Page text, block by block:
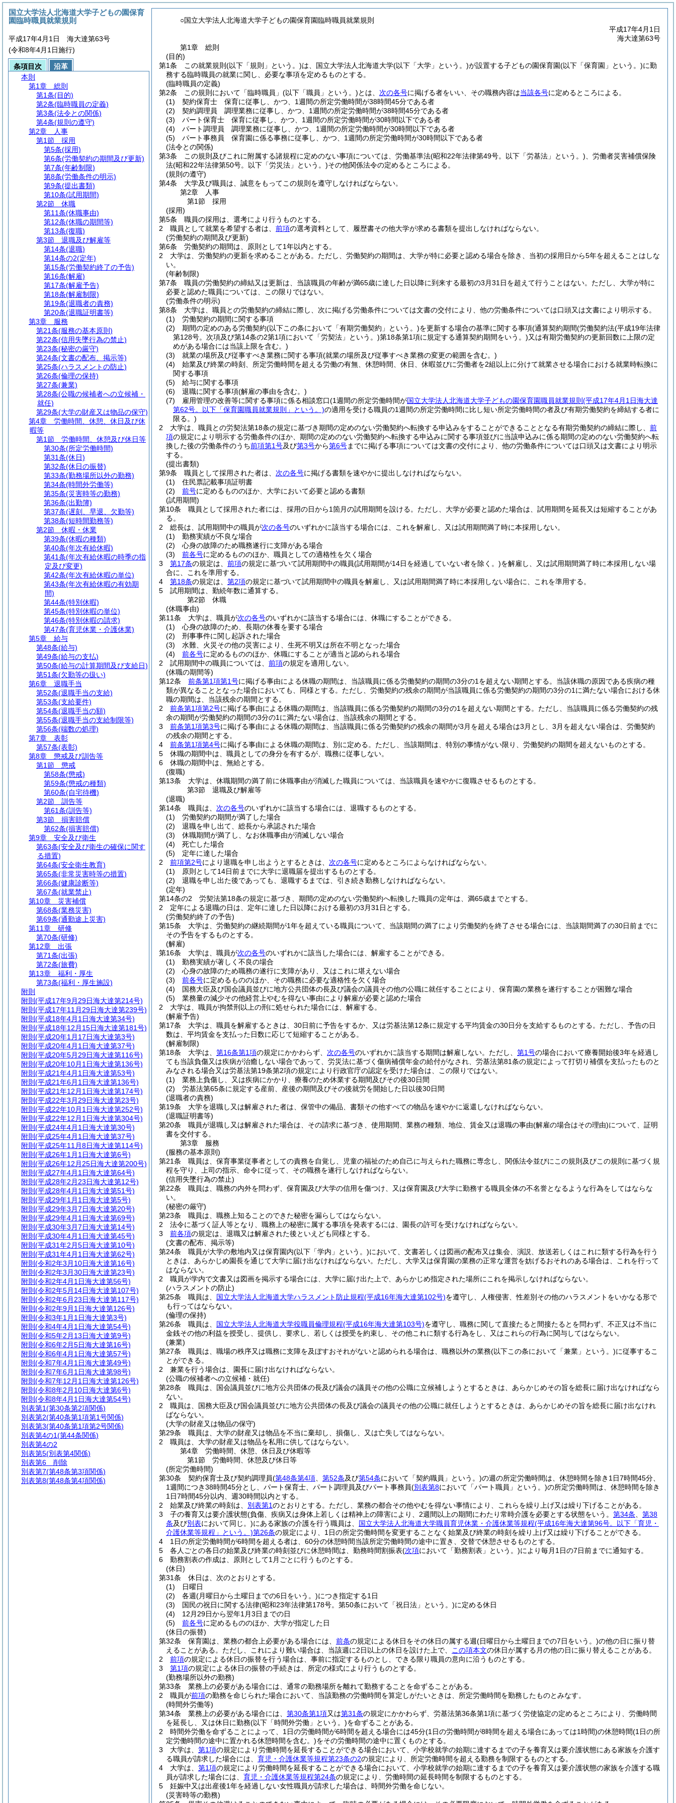
○国立大学法人北海道大学子どもの園保育園臨時職員就業規則
平成17年4月1日
海大達第63号
第1章
総則
(目的)
第1条
この就業規則 (以下「規則」という。)は、国立大学法人北海道大学(以下「大学」という。)が設置する子どもの園保育園(以下「保育園」という。)に勤
務する臨時職員の就業に関し、必要な事項を定めるものとする。
(臨時職員の定義)
第2条
この規則において「臨時職員」 (以下「職員」という。)とは、 次の各号に掲げる者をいい、その職務内容は当該各号に定めるところによる。
(1)
契約保育士 保育に従事し、かつ、1週間の所定労働時間が38時間45分である者
(2)
契約調理員 調理業務に従事し、かつ、1週間の所定労働時間が38時間45分である者
(3)
パート保育士 保育に従事し、かつ、1週間の所定労働時間が30時間以下である者
(4)
パート調理員 調理業務に従事し、かつ、1週間の所定労働時間が30時間以下である者
(5)
パート事務員 保育園に係る事務に従事し、かつ、1週間の所定労働時間が30時間以下である者
(法令との関係)
第3条
この規則及びこれに附属する諸規程に定めのない事項については、労働基準法(昭和22年法律第49号。以下「労基法」という。) 、労働者災害補償保険
法(昭和22年法律第50号。以下「労災法」という。)その他関係法令の定めるところによる。
(規則の遵守)
第4条
大学及び職員は、誠意をもってこの規則を遵守しなければならない。
第2章
人事
第1節
採用
(採用)
第5条
職員の採用は、選考により行うものとする。
2
職員として就業を希望する者は、 前項の選考資料として、履歴書その他大学が求める書類を提出しなければならない。
(労働契約の期間及び更新)
第6条
労働契約の期間は、原則として1年以内とする。
2
大学は、労働契約の更新を求めることがある。 ただし、労働契約の期間は、大学が特に必要と認める場合を除き、当初の採用日から5年を超えることはしな
い。
(年齢制限)
第7条
職員の労働契約の締結又は更新は、当該職員の年齢が満65歳に達した日以降に到来する最初の3月31日を超えて行うことはない。 ただし、大学が特に
必要と認めた職員については、この限りではない。
(労働条件の明示)
第8条
大学は、職員との労働契約の締結に際し、次に掲げる労働条件については文書の交付により、他の労働条件については口頭又は文書により明示する。
(1)
労働契約の期間に関する事項
(2)
期間の定めのある労働契約(以下この条において「有期労働契約」という。)を更新する場合の基準に関する事項(通算契約期間(労働契約法(平成19年法律
第128号。次項及び第14条の2第1項において「労契法」という。)第18条第1項に規定する通算契約期間をいう。)又は有期労働契約の更新回数に上限の定
めがある場合には当該上限を含む。)
(3)
就業の場所及び従事すべき業務に関する事項(就業の場所及び従事すべき業務の変更の範囲を含む。)
(4)
始業及び終業の時刻、所定労働時間を超える労働の有無、休憩時間、休日、休暇並びに労働者を2組以上に分けて就業させる場合における就業時転換に
関する事項
(5)
給与に関する事項
(6)
退職に関する事項(解雇の事由を含む。)
(7)
雇用管理の改善等に関する事項に係る相談窓口(1週間の所定労働時間が国立大学法人北海道大学子どもの園保育園職員就業規則 (平成17年4月1日海大達
第62号。以下「保育園職員就業規則」という。)の適用を受ける職員の1週間の所定労働時間に比し短い所定労働時間の者及び有期労働契約を締結する者に
限る。)
2
大学は、職員との労契法第18条の規定に基づき期間の定めのない労働契約へ転換する申込みをすることができることとなる有期労働契約の締結に際し、 前
項の規定により明示する労働条件のほか、期間の定めのない労働契約へ転換する申込みに関する事項並びに当該申込みに係る期間の定めのない労働契約へ転
換した後の労働条件のうち前項第1号及び第3号から第6号までに掲げる事項については文書の交付により、他の労働条件については口頭又は文書により明示
する。
(提出書類)
第9条
職員として採用された者は、 次の各号に掲げる書類を速やかに提出しなければならない。
(1)
住民票記載事項証明書
(2)
前号に定めるもののほか、大学において必要と認める書類
(試用期間)
第10条
職員として採用された者には、採用の日から1箇月の試用期間を設ける。 ただし、大学が必要と認めた場合は、試用期間を延長又は短縮することがあ
る。
2
総長は、試用期間中の職員が次の各号のいずれかに該当する場合には、これを解雇し、又は試用期間満了時に本採用しない。
(1)
勤務実績が不良な場合
(2)
心身の故障のため職務遂行に支障がある場合
(3)
前各号に定めるもののほか、職員としての適格性を欠く場合
3
第17条の規定は、 前項の規定に基づいて試用期間中の職員(試用期間が14日を経過していない者を除く。)を解雇し、又は試用期間満了時に本採用しない場
合に、これを準用する。
4
第18条の規定は、 第2項の規定に基づいて試用期間中の職員を解雇し、又は試用期間満了時に本採用しない場合に、これを準用する。
5
試用期間は、勤続年数に通算する。
第2節
休職
(休職事由)
第11条
大学は、職員が次の各号のいずれかに該当する場合には、休職にすることができる。
(1)
心身の故障のため、長期の休養を要する場合
(2)
刑事事件に関し起訴された場合
(3)
水難、火災その他の災害により、生死不明又は所在不明となった場合
(4)
前各号に定めるもののほか、休職にすることが適当と認められる場合
2
試用期間中の職員については、 前項の規定を適用しない。
(休職の期間等)
第12条
前条第1項第1号に掲げる事由による休職の期間は、当該職員に係る労働契約の期間の3分の1を超えない期間とする。 当該休職の原因である疾病の種
類が異なることとなった場合においても、同様とする。 ただし、労働契約の残余の期間が当該職員に係る労働契約の期間の3分の1に満たない場合における休
職の期間は、当該残余の期間とする。
2
前条第1項第2号に掲げる事由による休職の期間は、当該職員に係る労働契約の期間の3分の1を超えない期間とする。 ただし、当該職員に係る労働契約の残
余の期間が労働契約の期間の3分の1に満たない場合は、当該残余の期間とする。
3
前条第1項第3号に掲げる事由による休職の期間は、当該職員に係る労働契約の残余の期間が3月を超える場合は3月とし、3月を超えない場合は、労働契約
の残余の期間とする。
4
前条第1項第4号に掲げる事由による休職の期間は、別に定める。 ただし、当該期間は、特別の事情がない限り、労働契約の期間を超えないものとする。
5
休職の期間中は、職員としての身分を有するが、職務に従事しない。
6
休職の期間中は、無給とする。
(復職)
第13条
大学は、休職期間の満了前に休職事由が消滅した職員については、当該職員を速やかに復職させるものとする。
第3節
退職及び解雇等
(退職)
第14条
職員は、 次の各号のいずれかに該当する場合には、退職するものとする。
(1)
労働契約の期間が満了した場合
(2)
退職を申し出て、総長から承認された場合
(3)
休職期間が満了し、なお休職事由が消滅しない場合
(4)
死亡した場合
(5)
定年に達した場合
2
前項第2号により退職を申し出ようとするときは、 次の各号に定めるところによらなければならない。
(1)
原則として14日前までに大学に退職届を提出するものとする。
(2)
退職を申し出た後であっても、退職するまでは、引き続き勤務しなければならない。
(定年)
第14条の2
労契法第18条の規定に基づき、期間の定めのない労働契約へ転換した職員の定年は、満65歳までとする。
2
定年による退職の日は、定年に達した日以降における最初の3月31日とする。
(労働契約終了の予告)
第15条
大学は、労働契約の継続期間が1年を超えている職員について、当該期間の満了により労働契約を終了させる場合には、当該期間満了の30日前までに
その予告をするものとする。
(解雇)
第16条
大学は、職員が次の各号のいずれかに該当した場合には、解雇することができる。
(1)
勤務実績が著しく不良の場合
(2)
心身の故障のため職務の遂行に支障があり、又はこれに堪えない場合
(3)
前各号に定めるもののほか、その職務に必要な適格性を欠く場合
(4)
国務大臣及び国会議員並びに地方公共団体の長及び議会の議員その他の公職に就任することにより、保育園の業務を遂行することが困難な場合
(5)
業務量の減少その他経営上やむを得ない事由により解雇が必要と認めた場合
2
大学は、職員が拘禁刑以上の刑に処せられた場合には、解雇する。
(解雇予告)
第17条
大学は、職員を解雇するときは、30日前に予告をするか、又は労基法第12条に規定する平均賃金の30日分を支給するものとする。 ただし、予告の日
数は、平均賃金を支払った日数に応じて短縮することがある。
(解雇制限)
第18条
大学は、 第16条第1項の規定にかかわらず、 次の各号のいずれかに該当する期間は解雇しない。 ただし、 第1号の場合において療養開始後3年を経過し
ても当該負傷又は疾病が治癒しない場合であって、労災法に基づく傷病補償年金の給付がなされ、労基法第81条の規定によって打切り補償を支払ったものと
みなされる場合又は労基法第19条第2項の規定により行政官庁の認定を受けた場合は、この限りではない。
(1)
業務上負傷し、又は疾病にかかり、療養のため休業する期間及びその後30日間
(2)
労基法第65条に規定する産前、産後の期間及びその後就労を開始した日以後30日間
(退職者の責務)
第19条
大学を退職し又は解雇された者は、保管中の備品、書類その他すべての物品を速やかに返還しなければならない。
(退職証明書等)
第20条
職員が退職し又は解雇された場合は、その請求に基づき、使用期間、業務の種類、地位、賃金又は退職の事由(解雇の場合はその理由)について、証明
書を交付する。
第3章
服務
(服務の基本原則)
第21条
職員は、保育事業従事者としての責務を自覚し、児童の福祉のため自己に与えられた職務に専念し、関係法令並びにこの規則及びこの規則に基づく規
程を守り、上司の指示、命令に従って、その職務を遂行しなければならない。
(信用失墜行為の禁止)
第22条
職員は、職務の内外を問わず、保育園及び大学の信用を傷つけ、又は保育園及び大学に勤務する職員全体の不名誉となるような行為をしてはならな
い。
(秘密の厳守)
第23条
職員は、職務上知ることのできた秘密を漏らしてはならない。
2
法令に基づく証人等となり、職務上の秘密に属する事項を発表するには、園長の許可を受けなければならない。
3
前各項の規定は、退職又は解雇された後といえども同様とする。
(文書の配布、掲示等)
第24条
職員が大学の敷地内又は保育園内(以下「学内」という。)において、文書若しくは図画の配布又は集会、演説、放送若しくはこれに類する行為を行う
ときは、あらかじめ園長を通じて大学に届け出なければならない。 ただし、大学又は保育園の業務の正常な運営を妨げるおそれのある場合は、これを行って
はならない。
2
職員が学内で文書又は図画を掲示する場合には、大学に届け出た上で、あらかじめ指定された場所にこれを掲示しなければならない。
(ハラスメントの防止)
第25条
職員は、 国立大学法人北海道大学ハラスメント防止規程(平成16年海大達第102号)を遵守し、人権侵害、性差別その他のハラスメントをいかなる形で
も行ってはならない。
(倫理の保持)
第26条
職員は、 国立大学法人北海道大学役職員倫理規程(平成16年海大達第103号)を遵守し、職務に関して直接たると間接たるとを問わず、不正又は不当に
金銭その他の利益を授受し、提供し、要求し、若しくは授受を約束し、その他これに類する行為をし、又はこれらの行為に関与してはならない。
(兼業)
第27条
職員は、職場の秩序又は職務に支障を及ぼすおそれがないと認められる場合は、職務以外の業務(以下この条において「兼業」という。)に従事するこ
とができる。
2
兼業を行う場合は、園長に届け出なければならない。
(公職の候補者への立候補・就任)
第28条
職員は、国会議員並びに地方公共団体の長及び議会の議員その他の公職に立候補しようとするときは、あらかじめその旨を総長に届け出なければなら
ない。
2
職員は、国務大臣及び国会議員並びに地方公共団体の長及び議会の議員その他の公職に就任しようとするときは、あらかじめその旨を総長に届け出なけれ
ばならない。
(大学の財産又は物品の保守)
第29条
職員は、大学の財産又は物品を不当に棄却し、損傷し、又は亡失してはならない。
2
職員は、大学の財産又は物品を私用に供してはならない。
第4章
労働時間、休憩、休日及び休暇等
第1節
労働時間、休憩及び休日等
(所定労働時間)
第30条
契約保育士及び契約調理員(第48条第4項 第52条及び第54条において「契約職員」という。)の週の所定労働時間は、休憩時間を除き1日7時間45分、
1週間につき38時間45分とし、パート保育士、パート調理員及びパート事務員(別表第8において「パート職員」という。)の所定労働時間は、休憩時間を除き
1日7時間45分以内、週30時間以内とする。
2
始業及び終業の時刻は、 別表第1のとおりとする。 ただし、業務の都合その他やむを得ない事情により、これらを繰り上げ又は繰り下げることがある。
3
子の養育又は要介護状態(負傷、疾病又は身体上若しくは精神上の障害により、2週間以上の期間にわたり常時介護を必要とする状態をいう。 第34条
第38
条及び別表において同じ。)にある家族の介護を行う職員は、 国立大学法人北海道大学職員育児休業・介護休業等規程(平成16年海大達第96号。以下「育児・
介護休業等規程」という。)第26条の規定により、1日の所定労働時間を変更することなく始業及び終業の時刻を繰り上げ又は繰り下げることができる。
4
1日の所定労働時間が6時間を超える者は、60分の休憩時間当該所定労働時間の途中に置き、交替で休憩させるものとする。
5
各人ごとの各日の始業及び終業の時刻並びに休憩時間は、勤務時間割振表(次項において「勤務割表」という。)により毎月1日の7日前までに通知する。
6
勤務割表の作成は、原則として1月ごとに行うものとする。
(休日)
第31条
休日は、次のとおりとする。
(1)
日曜日
(2)
各週(月曜日から土曜日までの6日をいう。)につき指定する1日
(3)
国民の祝日に関する法律(昭和23年法律第178号。第50条において「祝日法」という。)に定める休日
(4)
12月29日から翌年1月3日までの日
(5)
前各号に定めるもののほか、大学が指定した日
(休日の振替)
第32条
保育園は、業務の都合上必要がある場合には、 前条の規定による休日をその休日の属する週(日曜日から土曜日までの7日をいう。)の他の日に振り替
えることがある。 ただし、これにより難い場合は、当該週に2日以上の休日を設けた上で、 この項本文の休日が属する月の他の日に振り替えることがある。
2
前項の規定による休日の振替を行う場合は、事前に指定するものとし、できる限り職員の意向に沿うものとする。
3
第1項の規定による休日の振替の手続きは、所定の様式により行うものとする。
(勤務場所以外の勤務)
第33条
業務上の必要がある場合には、通常の勤務場所を離れて勤務することを命ずることがある。
2
職員が前項の勤務を命じられた場合において、当該勤務の労働時間を算定しがたいときは、所定労働時間を勤務したものとみなす。
(時間外労働等)
第34条
業務上の必要がある場合には、 第30条第1項又は第31条の規定にかかわらず、労基法第36条第1項に基づく労使協定の定めるところにより、労働時間
を延長し、又は休日に勤務(以下「時間外労働」という。)を命ずることがある。
2
時間外労働を命ずることによって、1日の労働時間が6時間を超える場合には45分(1日の労働時間が8時間を超える場合にあっては1時間)の休憩時間(1日の所
定労働時間の途中に置かれる休憩時間を含む。)をその労働時間の途中に置くものとする。
3
大学は、 第1項の規定により労働時間を延長することができる場合において、小学校就学の始期に達するまでの子を養育又は要介護状態にある家族を介護す
る職員が請求した場合には、 育児・介護休業等規程第23条の2の規定により、所定労働時間を超える勤務を制限するものとする。
4
大学は、 第1項の規定により労働時間を延長することができる場合において、小学校就学の始期に達するまでの子を養育又は要介護状態の家族を介護する職
員が請求した場合には、 育児・介護休業等規程第24条の規定により、労働時間の延長時間を制限するものとする。
5
妊娠中又は出産後1年を経過しない女性職員が請求した場合は、時間外労働を命じない。
(災害時等の勤務)
国立大学法人北海道大学子どもの園保育
園臨時職員就業規則
平成17年4月1日 海大達第63号
(令和8年4月1日施行)
条項目次
沿革
本則
第1章
総則
第1条(目的)
第2条(臨時職員の定義)
第3条(法令との関係)
第4条(規則の遵守)
第2章
人事
第1節
採用
第5条(採用)
第6条(労働契約の期間及び更新)
第7条(年齢制限)
第8条(労働条件の明示)
第9条(提出書類)
第10条(試用期間)
第2節
休職
第11条(休職事由)
第12条(休職の期間等)
第13条(復職)
第3節
退職及び解雇等
第14条(退職)
第14条の2(定年)
第15条(労働契約終了の予告)
第16条(解雇)
第17条(解雇予告)
第18条(解雇制限)
第19条(退職者の責務)
第20条(退職証明書等)
第3章
服務
第21条(服務の基本原則)
第22条(信用失墜行為の禁止)
第23条(秘密の厳守)
第24条(文書の配布、掲示等)
第25条(ハラスメントの防止)
第26条(倫理の保持)
第27条(兼業)
第28条(公職の候補者への立候補・
就任)
第29条(大学の財産又は物品の保守)
第4章
労働時間、休憩、休日及び休
暇等
第1節
労働時間、休憩及び休日等
第30条(所定労働時間)
第31条(休日)
第32条(休日の振替)
第33条(勤務場所以外の勤務)
第34条(時間外労働等)
第35条(災害時等の勤務)
第36条(出勤簿)
第37条(遅刻、早退、欠勤等)
第38条(短時間勤務等)
第2節
休暇・休業
第39条(休暇の種類)
第40条(年次有給休暇)
第41条(年次有給休暇の時季の指
定及び変更)
第42条(年次有給休暇の単位)
第43条(年次有給休暇の有効期
間)
第44条(特別休暇)
第45条(特別休暇の単位)
第46条(特別休暇の請求)
第47条(育児休業・介護休業)
第5章
給与
第48条(給与)
第49条(給与の支払)
第50条(給与の計算期間及び支給日)
第51条(欠勤等の扱い)
第6章
退職手当
第52条(退職手当の支給)
第53条(支給要件)
第54条(退職手当の額)
第55条(退職手当の支給制限等)
第56条(端数の処理)
第7章
表彰
第57条(表彰)
第8章
懲戒及び訓告等
第1節
懲戒
第58条(懲戒)
第59条(懲戒の種類)
第60条(自宅待機)
第2節
訓告等
第61条(訓告等)
第3節
損害賠償
第62条(損害賠償)
第9章
安全及び衛生
第63条(安全及び衛生の確保に関す
る措置)
第64条(安全衛生教育)
第65条(非常災害時等の措置)
第66条(健康診断等)
第67条(就業禁止)
第10章
災害補償
第68条(業務災害)
第69条(通勤途上災害)
第11章
研修
第70条(研修)
第12章
出張
第71条(出張)
第72条(旅費)
第13章
福利・厚生
第73条(福利・厚生施設)
附則
附則 (平成17年9月29日海大達第214号)
附則 (平成17年11月29日海大達第239号)
附則 (平成18年4月1日海大達第34号)
附則 (平成18年12月15日海大達第181号)
附則 (平成20年1月17日海大達第3号)
附則 (平成20年4月1日海大達第37号)
附則 (平成20年5月29日海大達第116号)
附則 (平成20年10月1日海大達第136号)
附則 (平成21年4月1日海大達第53号)
附則 (平成21年6月1日海大達第136号)
附則 (平成21年12月1日海大達第174号)
附則 (平成22年3月29日海大達第23号)
附則 (平成22年10月1日海大達第252号)
附則 (平成22年12月1日海大達第304号)
附則 (平成24年4月1日海大達第30号)
附則 (平成25年4月1日海大達第37号)
附則 (平成25年11月8日海大達第114号)
附則 (平成26年1月1日海大達第6号)
附則 (平成26年12月25日海大達第200号)
附則 (平成27年4月1日海大達第64号)
附則 (平成28年2月23日海大達第12号)
附則 (平成28年4月1日海大達第51号)
附則 (平成29年1月1日海大達第5号)
附則 (平成29年3月7日海大達第20号)
附則 (平成29年4月1日海大達第69号)
附則 (平成30年3月7日海大達第14号)
附則 (平成30年4月1日海大達第45号)
附則 (平成31年2月5日海大達第10号)
附則 (平成31年4月1日海大達第62号)
附則 (令和2年3月10日海大達第16号)
附則 (令和2年3月30日海大達第23号)
附則 (令和2年4月1日海大達第56号)
附則 (令和2年5月14日海大達第107号)
附則 (令和2年6月23日海大達第117号)
附則 (令和2年9月1日海大達第126号)
附則 (令和3年1月1日海大達第3号)
附則 (令和4年4月1日海大達第54号)
附則 (令和5年2月13日海大達第9号)
附則 (令和6年2月5日海大達第16号)
附則 (令和6年4月1日海大達第57号)
附則 (令和7年4月1日海大達第49号)
附則 (令和7年6月1日海大達第98号)
附則 (令和7年12月1日海大達第126号)
附則 (令和8年2月10日海大達第6号)
附則 (令和8年4月1日海大達第54号)
別表第1(第30条第2項関係)
別表第2(第40条第1項第1号関係)
別表第3(第40条第1項第2号関係)
別表第4の1(第44条関係)
別表第4の2
別表第5(別表第4関係)
別表第6 削除
別表第7(第48条第3項関係)
別表第8(第48条第4項関係)